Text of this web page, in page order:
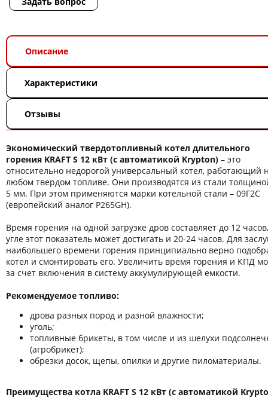
Описание
Характеристики
Отзывы
Экономический твердотопливный котел длительного
горения KRAFT S 12 кВт (с автоматикой Krypton) – это
относительно недорогой универсальный котел, работающий
любом твердом топливе. Они производятся из стали
5 мм. При этом применяются марки котельной стали – 09Г2С
(европейский аналог P265GН).
Время горения на одной загрузке дров составляет до 12
угле этот показатель может достигать и 20-24 часов. Для
наибольшего времени горения принципиально верно
котел и смонтировать его. Увеличить время горения и КПД
за счет включения в систему аккумулирующей емкости.
Рекомендуемое топливо:
дрова разных пород и разной влажности;
уголь;
топливные брикеты, в том числе и из шелухи
(агробрикет);
обрезки досок, щепы, опилки и другие пиломатериалы.
Преимущества котла KRAFT S 12 кВт (с автоматикой